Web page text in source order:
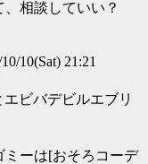
相談していい？
10(Sat) 21:21
ビバデビルエブリ
ミーは[おそろコーデ